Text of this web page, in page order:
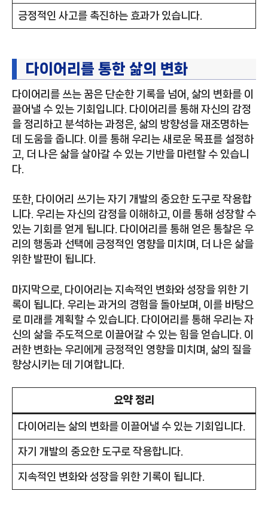
긍정적인 사고를 촉진하는 효과가 있습니다.
다이어리를 통한 삶의 변화
다이어리를 쓰는 꿈은 단순한 기록을 넘어, 삶의 변화를 이
끌어낼 수 있는 기회입니다. 다이어리를 통해 자신의 감정
을 정리하고 분석하는 과정은, 삶의 방향성을 재조명하는
데 도움을 줍니다. 이를 통해 우리는 새로운 목표를 설정하
고, 더 나은 삶을 살아갈 수 있는 기반을 마련할 수 있습니
다.
또한, 다이어리 쓰기는 자기 개발의 중요한 도구로 작용합
니다. 우리는 자신의 감정을 이해하고, 이를 통해 성장할 수
있는 기회를 얻게 됩니다. 다이어리를 통해 얻은 통찰은 우
리의 행동과 선택에 긍정적인 영향을 미치며, 더 나은 삶을
위한 발판이 됩니다.
마지막으로, 다이어리는 지속적인 변화와 성장을 위한 기
록이 됩니다. 우리는 과거의 경험을 돌아보며, 이를 바탕으
로 미래를 계획할 수 있습니다. 다이어리를 통해 우리는 자
신의 삶을 주도적으로 이끌어갈 수 있는 힘을 얻습니다. 이
러한 변화는 우리에게 긍정적인 영향을 미치며, 삶의 질을
향상시키는 데 기여합니다.
요약 정리
다이어리는 삶의 변화를 이끌어낼 수 있는 기회입니다.
자기 개발의 중요한 도구로 작용합니다.
지속적인 변화와 성장을 위한 기록이 됩니다.